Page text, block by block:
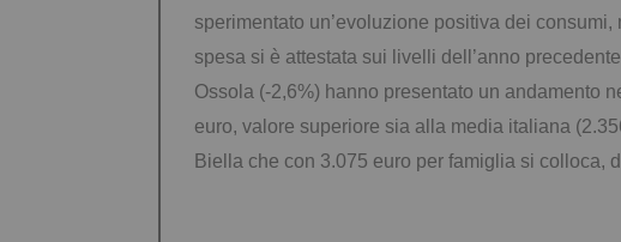
sperimentato un’evoluzione positiva dei
spesa si è attestata sui livelli dell’anno
Ossola (-2,6%) hanno presentato un andamento
euro, valore superiore sia alla media italiana
Biella che con 3.075 euro per famiglia si colloca,